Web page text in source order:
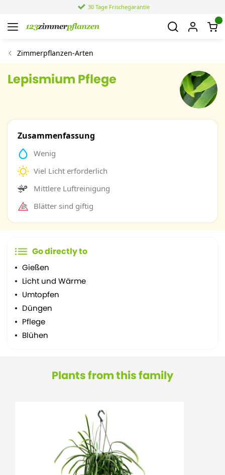
30 Tage Frischegarantie
Zimmerpflanzen-Arten
Lepismium Pflege
Zusammenfassung
Wenig
Viel Licht erforderlich
Mittlere Luftreinigung
Blätter sind giftig
Plants from this family
Go directly to
Gießen
Licht und Wärme
Umtopfen
Düngen
Pflege
Blühen